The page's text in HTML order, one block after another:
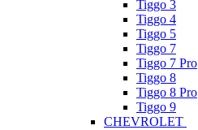
Tiggo 3
Tiggo 4
Tiggo 5
Tiggo 7
Tiggo 7 Pro
Tiggo 8
Tiggo 8 Pro
Tiggo 9
CHEVROLET